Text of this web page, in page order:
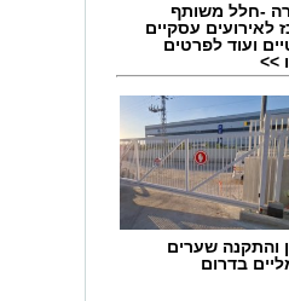
מצאתם טעות
-חלל משותף
לאירועים עסקיים
ועוד לפרטים
>>
והתקנה שערים
בדרום